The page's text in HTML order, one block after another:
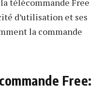
la télécommande Free
d’utilisation et ses
la commande
Free: